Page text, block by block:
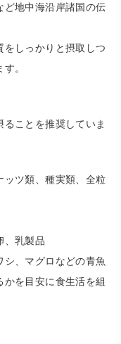
ど地中海沿岸諸国の伝
をしっかりと摂取しつ
。
ことを推奨していま
ッツ類、種実類、全粒
、乳製品
シ、マグロなどの青魚
を目安に食生活を組